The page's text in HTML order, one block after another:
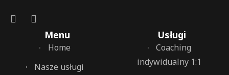
Menu
Home
Nasze usługi
Usługi
Coaching
indywidualny 1:1